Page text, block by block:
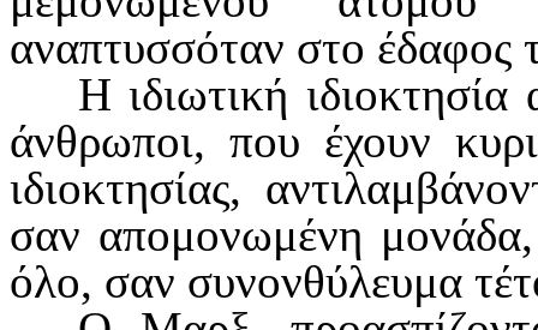
αναπτυσσόταν στο έδαφος
Η ιδιωτική
άνθρωποι, που έχουν
ιδιοκτησίας,
σαν απομονωμένη
όλο, σαν συνονθύλευμα